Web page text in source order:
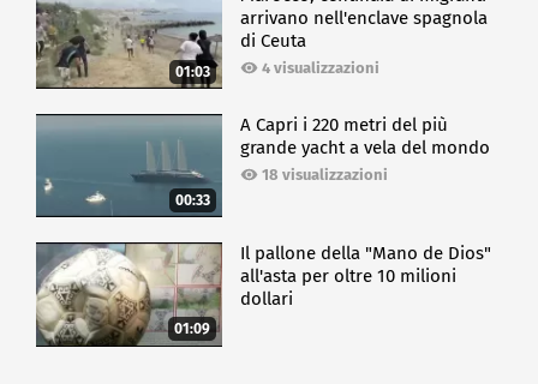
01:03
arrivano nell'enclave spagnola
di Ceuta
4 visualizzazioni
00:33
A Capri i 220 metri del più
grande yacht a vela del mondo
18 visualizzazioni
01:09
Il pallone della "Mano de Dios"
all'asta per oltre 10 milioni
dollari